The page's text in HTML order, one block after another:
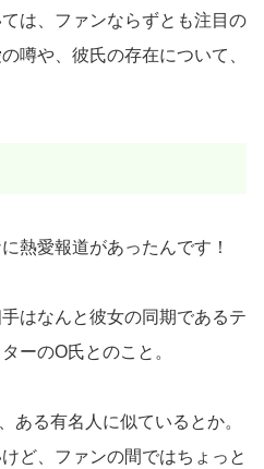
は、ファンならずとも注目の
噂や、彼氏の存在について、
熱愛報道があったんです！
はなんと彼女の同期であるテ
ーのO氏とのこと。
ある有名人に似ているとか。
ど、ファンの間ではちょっと